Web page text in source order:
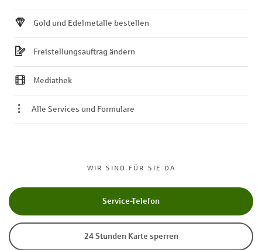
WIR SIND FÜR SIE DA
Service-Telefon
24 Stunden Karte sperren
Gold und Edelmetalle bestellen
Freistellungsauftrag ändern
Mediathek
Alle Services und Formulare